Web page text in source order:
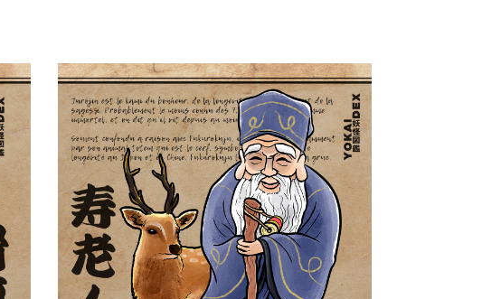
Jurōjin 寿老人
Yokaidex